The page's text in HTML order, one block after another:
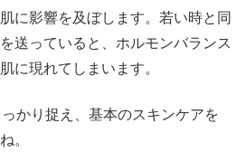
に影響を及ぼします。若い時と同
送っていると、ホルモンバランス
に現れてしまいます。
かり捉え、基本のスキンケアを
。